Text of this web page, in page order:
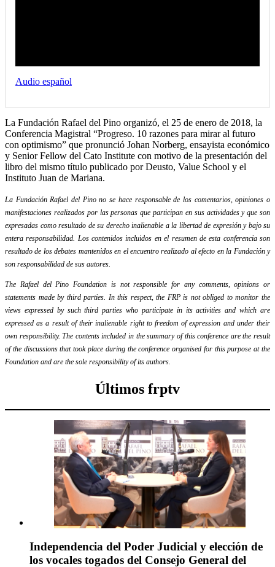
Audio español
La Fundación Rafael del Pino organizó, el 25 de enero de 2018, la
Conferencia Magistral “Progreso. 10 razones para mirar al futuro
con optimismo” que pronunció Johan Norberg, ensayista económico
y Senior Fellow del Cato Institute con motivo de la presentación del
libro del mismo título publicado por Deusto, Value School y el
Instituto Juan de Mariana.
La Fundación Rafael del Pino no se hace responsable de los comentarios, opiniones o
manifestaciones realizados por las personas que participan en sus actividades y que son
expresadas como resultado de su derecho inalienable a la libertad de expresión y bajo su
entera responsabilidad. Los contenidos incluidos en el resumen de esta conferencia son
resultado de los debates mantenidos en el encuentro realizado al efecto en la Fundación y
son responsabilidad de sus autores.
The Rafael del Pino Foundation is not responsible for any comments, opinions or
statements made by third parties. In this respect, the FRP is not obliged to monitor the
views expressed by such third parties who participate in its activities and which are
expressed as a result of their inalienable right to freedom of expression and under their
own responsibility. The contents included in the summary of this conference are the result
of the discussions that took place during the conference organised for this purpose at the
Foundation and are the sole responsibility of its authors.
Últimos frptv
Independencia del Poder Judicial y elección de
los vocales togados del Consejo General del